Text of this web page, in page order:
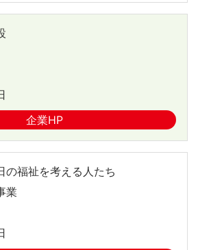
企業HP
の福祉を考える人たち
業